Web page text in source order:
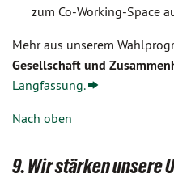
zum Co-Working-Space
Mehr aus unserem
Gesellschaft und
Langfassung.
Nach oben
9. Wir stärken unsere